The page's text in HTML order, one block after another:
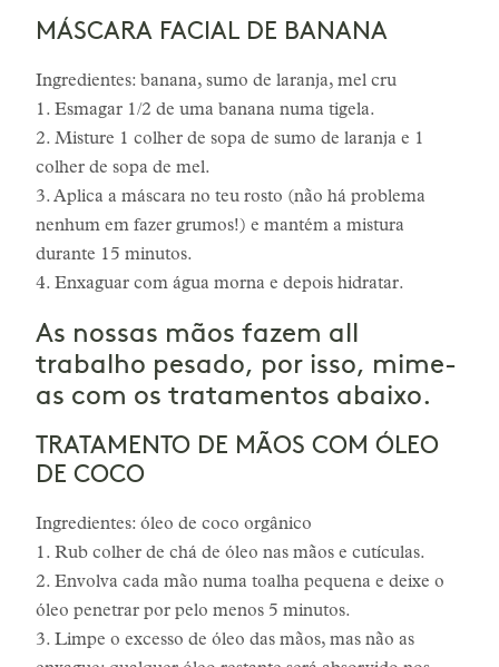
MÁSCARA FACIAL DE BANANA
Ingredientes: banana, sumo de laranja, mel cru
1. Esmagar 1/2 de uma banana numa tigela.
2. Misture 1 colher de sopa de sumo de laranja e 1
colher de sopa de mel.
3. Aplica a máscara no teu rosto (não há problema
nenhum em fazer grumos!) e mantém a mistura
durante 15 minutos.
4. Enxaguar com água morna e depois hidratar.
As nossas mãos fazem all
trabalho pesado, por isso, mime-
as com os tratamentos abaixo.
TRATAMENTO DE MÃOS COM ÓLEO
DE COCO
Ingredientes: óleo de coco orgânico
1. Rub colher de chá de óleo nas mãos e cutículas.
2. Envolva cada mão numa toalha pequena e deixe o
óleo penetrar por pelo menos 5 minutos.
3. Limpe o excesso de óleo das mãos, mas não as